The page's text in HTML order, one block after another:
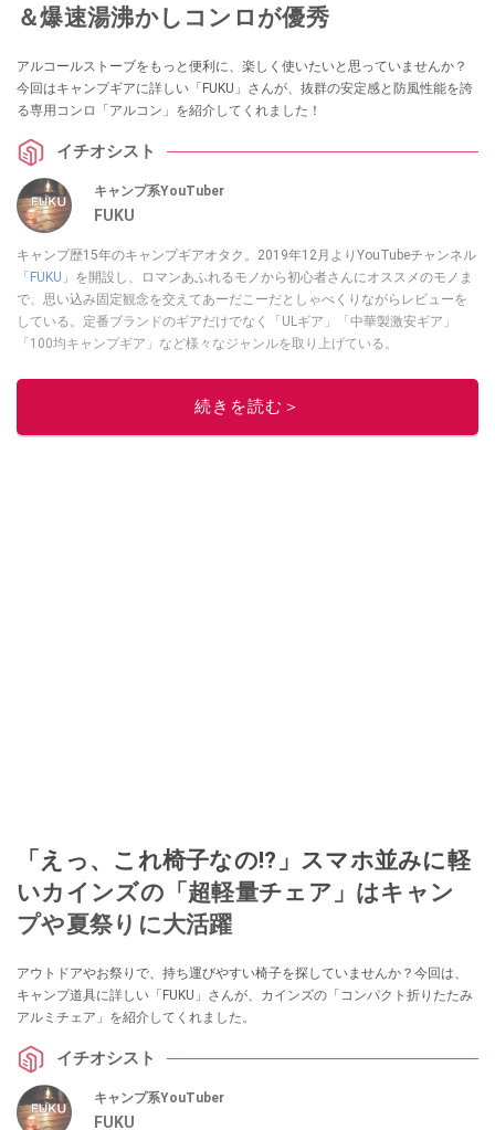
＆爆速湯沸かしコンロが優秀
アルコールストーブをもっと便利に、楽しく使いたいと思っていませんか？
今回はキャンプギアに詳しい「FUKU」さんが、抜群の安定感と防風性能を誇
る専用コンロ「アルコン」を紹介してくれました！
イチオシスト
キャンプ系YouTuber
FUKU
キャンプ歴15年のキャンプギアオタク。2019年12月よりYouTubeチャンネル
「FUKU 」を開設し、ロマンあふれるモノから初心者さんにオススメのモノま
で、思い込み固定観念を交えてあーだこーだとしゃべくりながらレビューを
している。定番ブランドのギアだけでなく「ULギア」「中華製激安ギア」
「100均キャンプギア」など様々なジャンルを取り上げている。
このイチオシストの他の記事を読む
続きを読む＞
「えっ、これ椅子なの!?」スマホ並みに軽
いカインズの「超軽量チェア」はキャン
プや夏祭りに大活躍
アウトドアやお祭りで、持ち運びやすい椅子を探していませんか？今回は、
キャンプ道具に詳しい「FUKU」さんが、カインズの「コンパクト折りたたみ
アルミチェア」を紹介してくれました。
イチオシスト
キャンプ系YouTuber
FUKU